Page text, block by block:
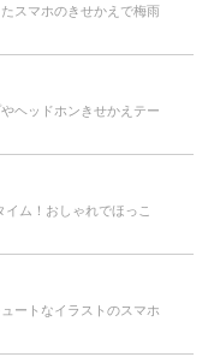
スマホのきせかえで梅雨
ヘッドホンきせかえテー
ム！おしゃれでほっこ
ートなイラストのスマホ